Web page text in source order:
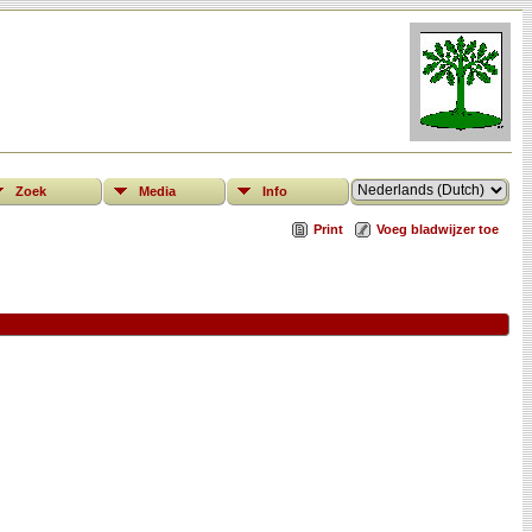
Zoek Media Info
Print Voeg bladwijzer toe